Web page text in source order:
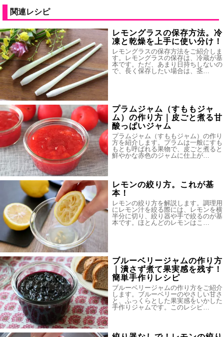
関連レシピ
レモングラスの保存方法。冷
凍と乾燥を上手に使い分け！
レモングラスの保存方法をご紹介しま
す。レモングラスの保存は、冷蔵が基
本です。ただ、あまり日持ちしないの
で、長く保存したい場合は、茎…
プラムジャム（すももジャ
ム）の作り方｜皮ごと煮る甘
酸っぱいジャム
プラムジャム（すももジャム）の作り
方を紹介します。プラムは一般にすも
もとも呼ばれる果物で、皮ごと煮ると
鮮やかな赤色のジャムに仕上が…
レモンの絞り方。これが基
本！
レモンの絞り方を解説します。調理用
にレモン汁を絞る際には、レモンを横
半分に切り、絞り器や手で絞るのが基
本です。ほとんどのレモンはこ…
ブルーベリージャムの作り方
｜潰さず煮て果実感を残す！
簡単手作りレシピ
ブルーベリージャムの作り方をご紹介
します。ブルーベリーのやさしい甘さ
と、ふっくらとした果実感をいかした
手作りジャムです。このレシピ…